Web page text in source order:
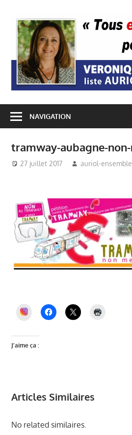
contenu
NAVIGATION
tramway-aubagne-non-
27 juillet 2017 auriol-ensemble
INSTAGRAM
J’aime ça :
Articles Similaires
No related similaires.